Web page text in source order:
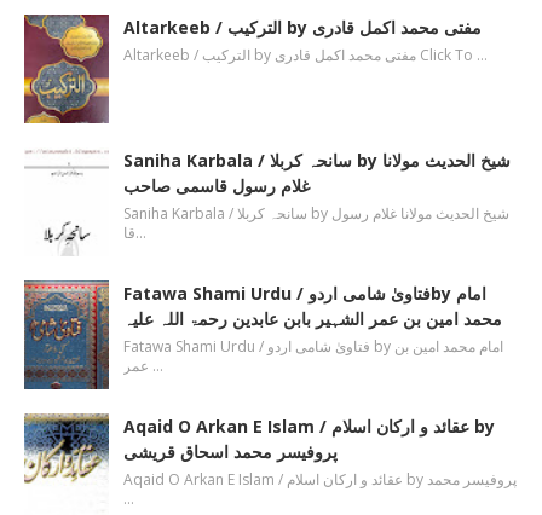
Altarkeeb / الترکیب by مفتی محمد اکمل قادری
Altarkeeb / الترکیب by مفتی محمد اکمل قادری Click To …
Saniha Karbala / سانحہ کربلا by شیخ الحدیث مولانا
غلام رسول قاسمی صاحب
Saniha Karbala / سانحہ کربلا by شیخ الحدیث مولانا غلام رسول
قا…
Fatawa Shami Urdu / فتاویٰ شامی اردوby امام
محمد امین بن عمر الشہیر بابن عابدین رحمۃ اللہ علیہ
Fatawa Shami Urdu / فتاویٰ شامی اردو by امام محمد امین بن
عمر …
Aqaid O Arkan E Islam / عقائد و ارکان اسلام by
پروفیسر محمد اسحاق قریشی
Aqaid O Arkan E Islam / عقائد و ارکان اسلام by پروفیسر محمد
…